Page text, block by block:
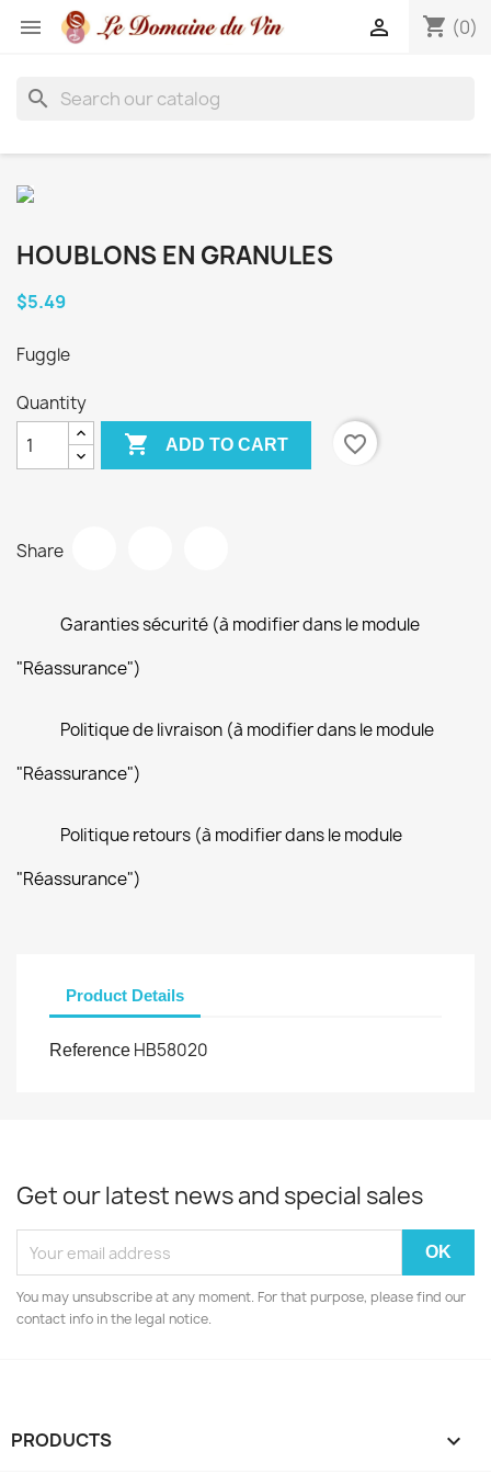
 shopping_cart (0)

search
HOUBLONS EN GRANULES
$5.49
Fuggle
Quantity
 ADD TO CART favorite_border
Share
Garanties sécurité (à modifier dans le module
"Réassurance")
Politique de livraison (à modifier dans le module
"Réassurance")
Politique retours (à modifier dans le module
"Réassurance")
Product Details
Reference HB58020
Get our latest news and special sales
You may unsubscribe at any moment. For that purpose, please find our
contact info in the legal notice.
PRODUCTS 